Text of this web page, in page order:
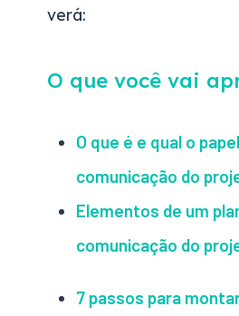
verá:
O que você vai
O que é e qual o
comunicação do
Elementos de um
comunicação do
7 passos para